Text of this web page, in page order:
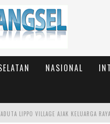
NASIONAL